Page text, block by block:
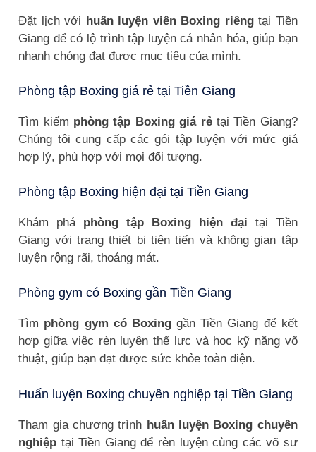
Đặt lịch với huấn luyện viên Boxing riêngtại Tiền
Giang để có lộ trình tập luyện cá nhân hóa, giúp bạn
nhanh chóng đạt được mục tiêu của mình.
Phòng tập Boxing giá rẻ tại Tiền Giang
Tìm kiếm phòng tập Boxing giá rẻtại Tiền Giang?
Chúng tôi cung cấp các gói tập luyện với mức giá
hợp lý, phù hợp với mọi đối tượng.
Phòng tập Boxing hiện đại tại Tiền Giang
Khám phá phòng tập Boxing hiện đại tại Tiền
Giang với trang thiết bị tiên tiến và không gian tập
luyện rộng rãi, thoáng mát.
Phòng gym có Boxing gần Tiền Giang
Tìm phòng gym có Boxinggần Tiền Giang để kết
hợp giữa việc rèn luyện thể lực và học kỹ năng võ
thuật, giúp bạn đạt được sức khỏe toàn diện.
Huấn luyện Boxing chuyên nghiệp tại Tiền Giang
Tham gia chương trình huấn luyện Boxing chuyên
nghiệp tại Tiền Giang để rèn luyện cùng các võ sư